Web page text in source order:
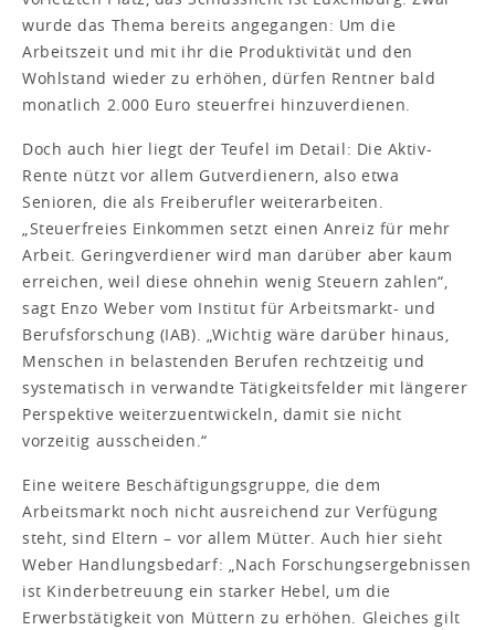
wurde das Thema bereits angegangen: Um die
Arbeitszeit und mit ihr die Produktivität und den
Wohlstand wieder zu erhöhen, dürfen Rentner bald
monatlich 2.000 Euro steuerfrei hinzuverdienen.
Doch auch hier liegt der Teufel im Detail: Die Aktiv-
Rente nützt vor allem Gutverdienern, also etwa
Senioren, die als Freiberufler weiterarbeiten.
„Steuerfreies Einkommen setzt einen Anreiz für mehr
Arbeit. Geringverdiener wird man darüber aber kaum
erreichen, weil diese ohnehin wenig Steuern zahlen“,
sagt Enzo Weber vom Institut für Arbeitsmarkt- und
Berufsforschung (IAB). „Wichtig wäre darüber hinaus,
Menschen in belastenden Berufen rechtzeitig und
systematisch in verwandte Tätigkeitsfelder mit längerer
Perspektive weiterzuentwickeln, damit sie nicht
vorzeitig ausscheiden.“
Eine weitere Beschäftigungsgruppe, die dem
Arbeitsmarkt noch nicht ausreichend zur Verfügung
steht, sind Eltern – vor allem Mütter. Auch hier sieht
Weber Handlungsbedarf: „Nach Forschungsergebnissen
ist Kinderbetreuung ein starker Hebel, um die
Erwerbstätigkeit von Müttern zu erhöhen. Gleiches gilt